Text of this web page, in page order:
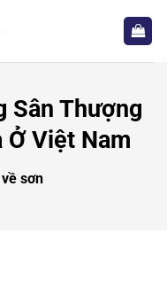
Sân Thượng
Ở Việt Nam
sơn